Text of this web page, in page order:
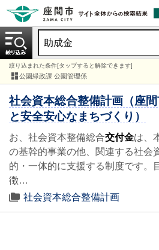
絞り込まれた条件[タップすると解除できます]
公園緑政課 公園管理係
社会資本総合整備計画（座
と安全安心なまちづくり）
お、社会資本整備総合交付金は、
の基幹的事業の他、関連する社会
的・一体的に支援する制度です。
徴…
社会資本総合整備計画